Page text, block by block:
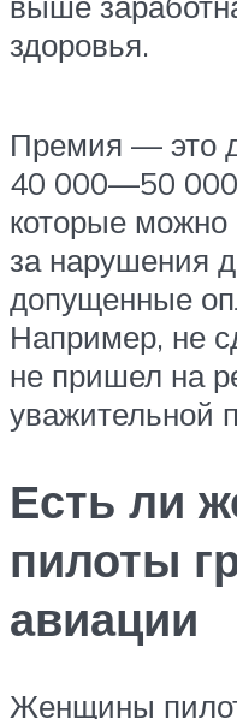
здоровья.
Премия — это
40 000—50 000
которые можно
за нарушения
допущенные
Например, не
не пришел на
уважительной
Есть ли
пилоты
авиации
Женщины